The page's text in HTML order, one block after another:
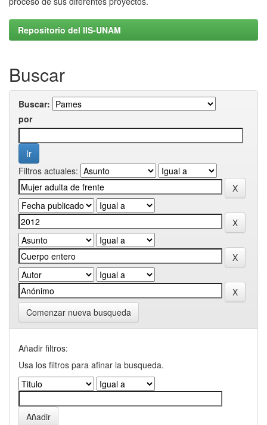
Repositorio del IIS-UNAM
Buscar
Buscar:
por
Filtros actuales:
Comenzar nueva busqueda
Añadir filtros:
Usa los filtros para afinar la busqueda.